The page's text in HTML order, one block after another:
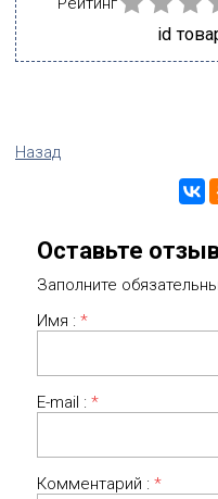
id
Назад
Оставьте отзыв
Заполните
Имя : *
E-mail : *
Комментарий : *